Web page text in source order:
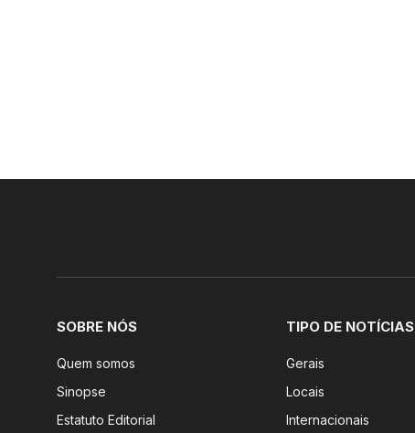
SOBRE NÓS
Quem somos
Sinopse
Estatuto Editorial
TIPO DE NOTÍCIAS
Gerais
Locais
Internacionais